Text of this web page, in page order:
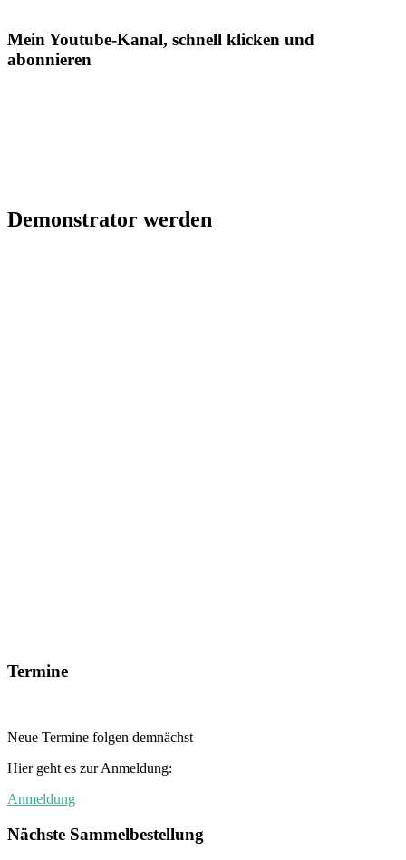
Mein Youtube-Kanal, schnell klicken und
abonnieren
Demonstrator werden
Termine
Neue Termine folgen demnächst
Hier geht es zur Anmeldung:
Anmeldung
Nächste Sammelbestellung